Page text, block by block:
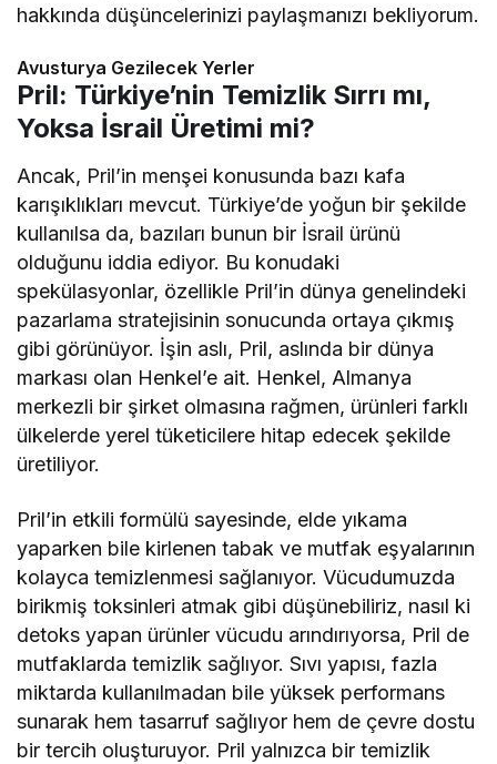
hakkında düşüncelerinizi paylaşmanızı bekliyorum.
Avusturya Gezilecek Yerler
Pril: Türkiye’nin Temizlik Sırrı mı,
Yoksa İsrail Üretimi mi?
Ancak, Pril’in menşei konusunda bazı kafa
karışıklıkları mevcut. Türkiye’de yoğun bir şekilde
kullanılsa da, bazıları bunun bir İsrail ürünü
olduğunu iddia ediyor. Bu konudaki
spekülasyonlar, özellikle Pril’in dünya genelindeki
pazarlama stratejisinin sonucunda ortaya çıkmış
gibi görünüyor. İşin aslı, Pril, aslında bir dünya
markası olan Henkel’e ait. Henkel, Almanya
merkezli bir şirket olmasına rağmen, ürünleri farklı
ülkelerde yerel tüketicilere hitap edecek şekilde
üretiliyor.
Pril’in etkili formülü sayesinde, elde yıkama
yaparken bile kirlenen tabak ve mutfak eşyalarının
kolayca temizlenmesi sağlanıyor. Vücudumuzda
birikmiş toksinleri atmak gibi düşünebiliriz, nasıl ki
detoks yapan ürünler vücudu arındırıyorsa, Pril de
mutfaklarda temizlik sağlıyor. Sıvı yapısı, fazla
miktarda kullanılmadan bile yüksek performans
sunarak hem tasarruf sağlıyor hem de çevre dostu
bir tercih oluşturuyor. Pril yalnızca bir temizlik